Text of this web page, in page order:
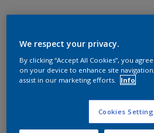
perfekten
Herbol Farbe & Design
We respect your privacy.
By clicking “Accept All Cookies”, you
on your device to enhance site
assist in our marketing efforts.
Info
Cookies